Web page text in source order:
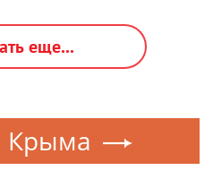
еще...
Крыма